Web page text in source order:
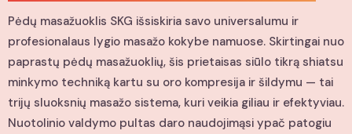
Pėdų masažuoklis SKG išsiskiria savo universalumu ir
profesionalaus lygio masažo kokybe namuose. Skirtingai nuo
paprastų pėdų masažuoklių, šis prietaisas siūlo tikrą shiatsu
minkymo techniką kartu su oro kompresija ir šildymu — tai
trijų sluoksnių masažo sistema, kuri veikia giliau ir efektyviau.
Nuotolinio valdymo pultas daro naudojimąsi ypač patogiu